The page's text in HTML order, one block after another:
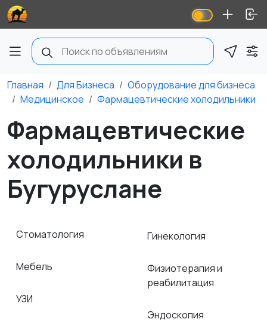
Главная Для Бизнеса
Оборудование для бизнеса
Медицинское
Фармацевтические холодильники
Фармацевтические
холодильники в
Бугуруслане
Стоматология
Мебель
УЗИ
Гинекология
Физиотерапия и
реабилитация
Эндоскопия